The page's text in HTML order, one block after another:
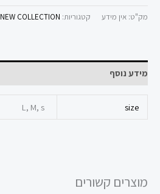
מק"ט: אין מידע קטגוריות: NEW COLLECTION
מידע נוסף
size
L, M, s
מוצרים קשורים